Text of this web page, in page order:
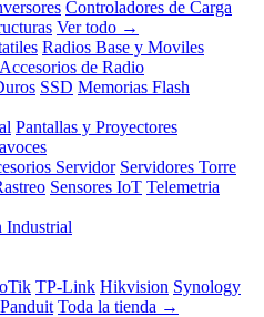
Controladores de Carga
Ver todo →
Radios Base y Moviles
Accesorios de Radio
SSD Memorias Flash
Pantallas y Proyectores
Servidor Servidores Torre
Sensores IoT Telemetria
Industrial
TP-Link Hikvision Synology
Panduit Toda la tienda →